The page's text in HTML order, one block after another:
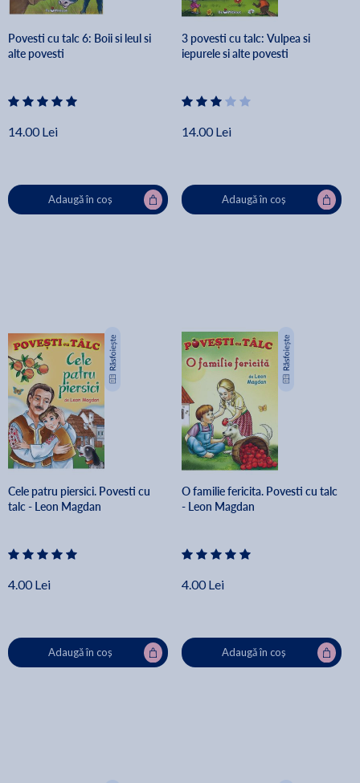
Povesti cu talc 6: Boii si leul si
alte povesti
14.00 Lei
Adaugă în coș
3 povesti cu talc: Vulpea si
iepurele si alte povesti
14.00 Lei
Adaugă în coș
Cele patru piersici. Povesti cu
talc - Leon Magdan
4.00 Lei
Adaugă în coș
O familie fericita. Povesti cu talc
- Leon Magdan
4.00 Lei
Adaugă în coș